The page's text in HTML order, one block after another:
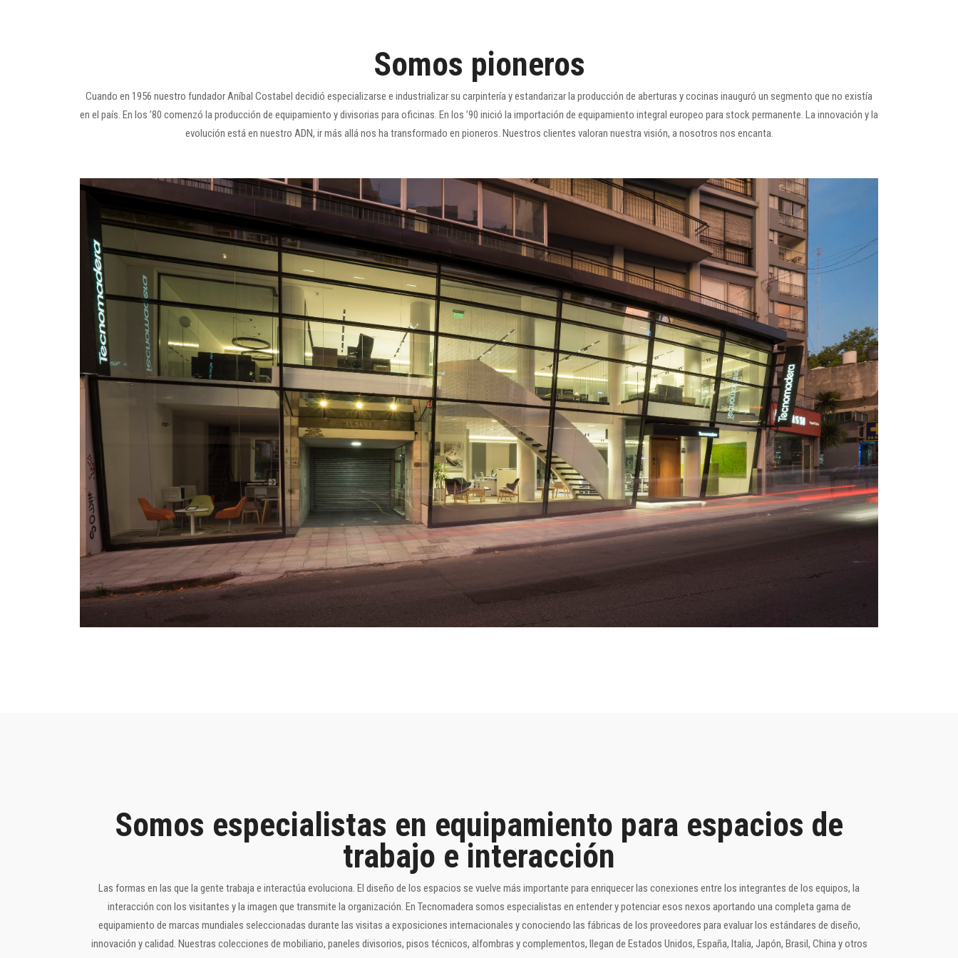
Somos pioneros
Cuando en 1956 nuestro fundador Aníbal Costabel decidió especializarse e industrializar su carpintería y estandarizar la producción de aberturas y cocinas inauguró un segmento que no existía
en el país. En los ’80 comenzó la producción de equipamiento y divisorias para oficinas. En los ’90 inició la importación de equipamiento integral europeo para stock permanente. La innovación y la
evolución está en nuestro ADN, ir más allá nos ha transformado en pioneros. Nuestros clientes valoran nuestra visión, a nosotros nos encanta.
Somos especialistas en equipamiento para espacios de
trabajo e interacción
Las formas en las que la gente trabaja e interactúa evoluciona. El diseño de los espacios se vuelve más importante para enriquecer las conexiones entre los integrantes de los equipos, la
interacción con los visitantes y la imagen que transmite la organización. En Tecnomadera somos especialistas en entender y potenciar esos nexos aportando una completa gama de
equipamiento de marcas mundiales seleccionadas durante las visitas a exposiciones internacionales y conociendo las fábricas de los proveedores para evaluar los estándares de diseño,
innovación y calidad. Nuestras colecciones de mobiliario, paneles divisorios, pisos técnicos, alfombras y complementos, llegan de Estados Unidos, España, Italia, Japón, Brasil, China y otros